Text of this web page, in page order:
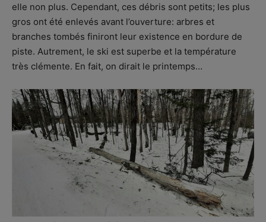
elle non plus. Cependant, ces débris sont petits; les plus
gros ont été enlevés avant l’ouverture: arbres et
branches tombés finiront leur existence en bordure de
piste. Autrement, le ski est superbe et la température
très clémente. En fait, on dirait le printemps…